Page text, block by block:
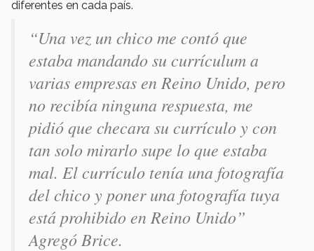
diferentes en cada país.
“Una vez un chico me contó que
estaba mandando su currículum a
varias empresas en Reino Unido, pero
no recibía ninguna respuesta, me
pidió que checara su currículo y con
tan solo mirarlo supe lo que estaba
mal. El currículo tenía una fotografía
del chico y poner una fotografía tuya
está prohibido en Reino Unido”
Agregó Brice.